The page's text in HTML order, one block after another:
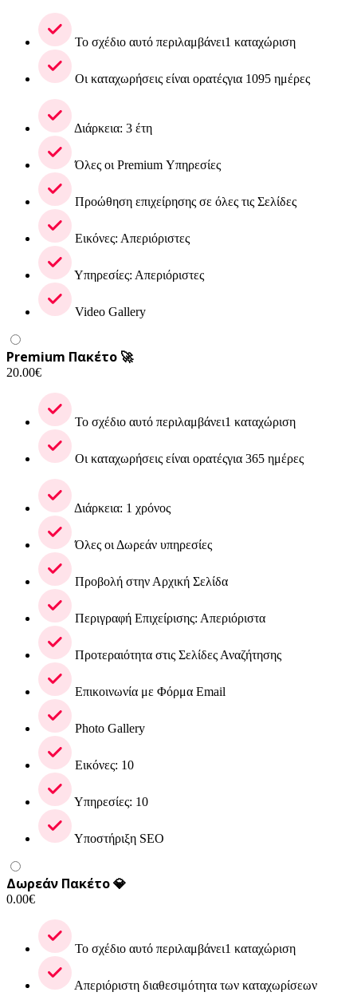
Το σχέδιο αυτό περιλαμβάνει1 καταχώριση
Οι καταχωρήσεις είναι ορατέςγια 1095 ημέρες
Διάρκεια: 3 έτη
Όλες οι Premium Υπηρεσίες
Προώθηση επιχείρησης σε όλες τις Σελίδες
Εικόνες: Απεριόριστες
Υπηρεσίες: Απεριόριστες
Video Gallery
Premium Πακέτο 🚀
20.00€
Το σχέδιο αυτό περιλαμβάνει1 καταχώριση
Οι καταχωρήσεις είναι ορατέςγια 365 ημέρες
Διάρκεια: 1 χρόνος
Όλες οι Δωρεάν υπηρεσίες
Προβολή στην Αρχική Σελίδα
Περιγραφή Επιχείρισης: Απεριόριστα
Προτεραιότητα στις Σελίδες Αναζήτησης
Επικοινωνία με Φόρμα Email
Photo Gallery
Εικόνες: 10
Υπηρεσίες: 10
Υποστήριξη SEO
Δωρεάν Πακέτο 💎
0.00€
Το σχέδιο αυτό περιλαμβάνει1 καταχώριση
Απεριόριστη διαθεσιμότητα των καταχωρίσεων